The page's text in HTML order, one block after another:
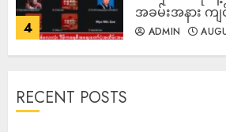
4
အခမ်းအနား က
ADMIN
RECENT POSTS